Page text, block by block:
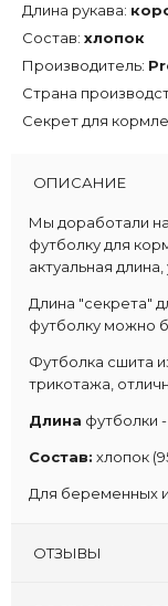
Длина рукава:
Состав: хлопок
Производитель:
Страна
Секрет для
ОПИСАНИЕ
Мы доработали
футболку для
актуальная
Длина "секрета"
футболку можно
Футболка сшита
трикотажа,
Длина футболки
Состав: хлопок
Для беременных
ОТЗЫВЫ